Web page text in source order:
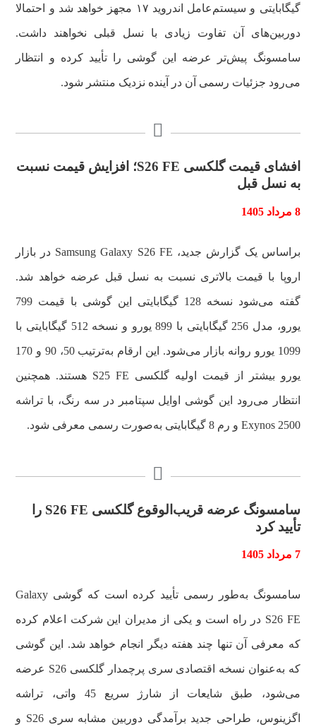
گیگابایتی و سیستم‌عامل اندروید ۱۷ مجهز خواهد شد و احتمالا
دوربین‌های آن تفاوت زیادی با نسل قبلی نخواهند داشت.
سامسونگ پیش‌تر عرضه این گوشی را تأیید کرده و انتظار
می‌رود جزئیات رسمی آن در آینده نزدیک منتشر شود.
افشای قیمت گلکسی S26 FE؛ افزایش قیمت نسبت
به نسل قبل
8 مرداد 1405
براساس یک گزارش جدید، Samsung Galaxy S26 FE در بازار
اروپا با قیمت بالاتری نسبت به نسل قبل عرضه خواهد شد.
گفته می‌شود نسخه 128 گیگابایتی این گوشی با قیمت 799
یورو، مدل 256 گیگابایتی با 899 یورو و نسخه 512 گیگابایتی با
1099 یورو روانه بازار می‌شود. این ارقام به‌ترتیب 50، 90 و 170
یورو بیشتر از قیمت اولیه گلکسی S25 FE هستند. همچنین
انتظار می‌رود این گوشی اوایل سپتامبر در سه رنگ، با تراشه
Exynos 2500 و رم 8 گیگابایتی به‌صورت رسمی معرفی شود.
سامسونگ عرضه قریب‌الوقوع گلکسی S26 FE را
تأیید کرد
7 مرداد 1405
سامسونگ به‌طور رسمی تأیید کرده است که گوشی Galaxy
S26 FE در راه است و یکی از مدیران این شرکت اعلام کرده
که معرفی آن تنها چند هفته دیگر انجام خواهد شد. این گوشی
که به‌عنوان نسخه اقتصادی سری پرچمدار گلکسی S26 عرضه
می‌شود، طبق شایعات از شارژ سریع 45 واتی، تراشه
اگزینوس، طراحی جدید برآمدگی دوربین مشابه سری S26 و